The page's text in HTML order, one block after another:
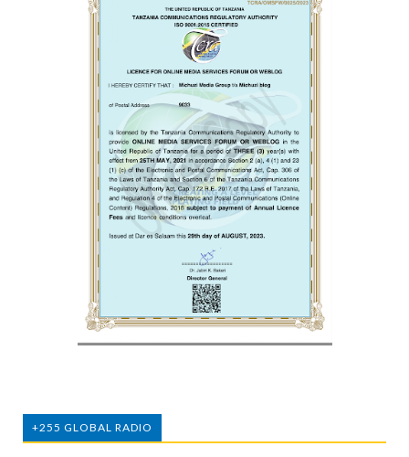
+255 GLOBAL RADIO